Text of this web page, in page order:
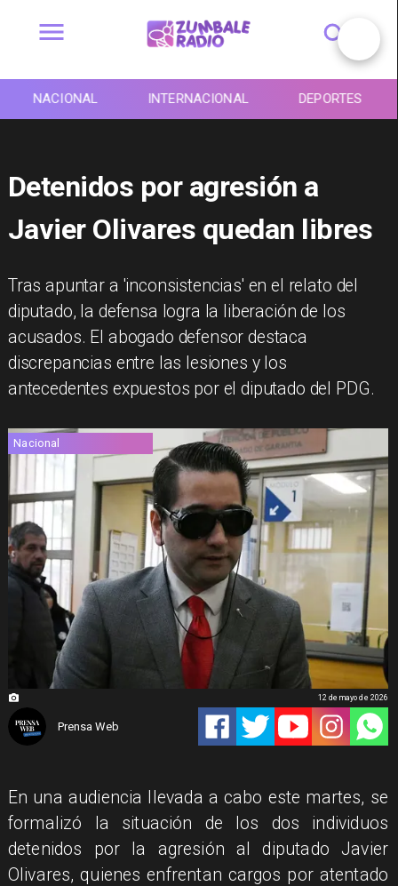
NACIONAL INTERNACIONAL DEPORTES
Detenidos por agresión a
Javier Olivares quedan libres
Tras apuntar a 'inconsistencias' en el relato del
diputado, la defensa logra la liberación de los
acusados. El abogado defensor destaca
discrepancias entre las lesiones y los
antecedentes expuestos por el diputado del PDG.
Nacional
Prensa Web
12 de mayo de 2026
En una audiencia llevada a cabo este martes, se
formalizó la situación de los dos individuos
detenidos por la agresión al diputado Javier
Olivares, quienes enfrentan cargos por atentado